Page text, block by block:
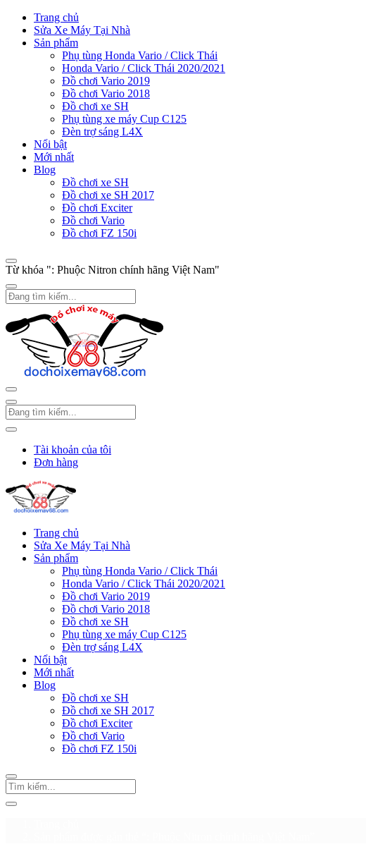
Trang chủ
Sửa Xe Máy Tại Nhà
Sản phẩm
Phụ tùng Honda Vario / Click Thái
Honda Vario / Click Thái 2020/2021
Đồ chơi Vario 2019
Đồ chơi Vario 2018
Đồ chơi xe SH
Phụ tùng xe máy Cup C125
Đèn trợ sáng L4X
Nổi bật
Mới nhất
Blog
Đồ chơi xe SH
Đồ chơi xe SH 2017
Đồ chơi Exciter
Đồ chơi Vario
Đồ chơi FZ 150i
Từ khóa ": Phuộc Nitron chính hãng Việt Nam"
Tài khoản của tôi
Đơn hàng
Trang chủ
Sửa Xe Máy Tại Nhà
Sản phẩm
Phụ tùng Honda Vario / Click Thái
Honda Vario / Click Thái 2020/2021
Đồ chơi Vario 2019
Đồ chơi Vario 2018
Đồ chơi xe SH
Phụ tùng xe máy Cup C125
Đèn trợ sáng L4X
Nổi bật
Mới nhất
Blog
Đồ chơi xe SH
Đồ chơi xe SH 2017
Đồ chơi Exciter
Đồ chơi Vario
Đồ chơi FZ 150i